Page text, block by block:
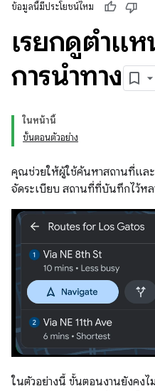
ข้อมูลนี้มีประโยชน์ไหม
เรียกดูตำแห
การนำทาง
ในหน้านี้
ขั้นตอนตัวอย่าง
คุณช่วยให้ผู้ใช้ค้นหาสถานที่และเ
จัดระเบียบ สถานที่ที่บันทึกไว้ห
ในตัวอย่างนี้ ขั้นตอนงานยังคง